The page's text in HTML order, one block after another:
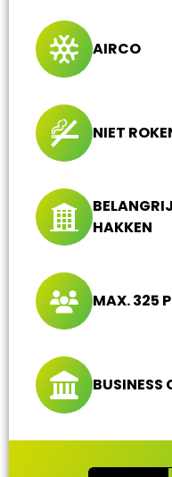
AIRCO
NIET
HAKKEN
MAX. 325
BUSINESS